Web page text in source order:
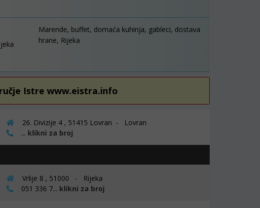
Marende, buffet, domaća kuhinja, gableci, dostava
hrane, Rijeka
Istre www.eistra.info
26. Divizije 4 , 51415 Lovran - Lovran
... klikni za broj
Vrlije 8 , 51000 - Rijeka
051 336 7... klikni za broj